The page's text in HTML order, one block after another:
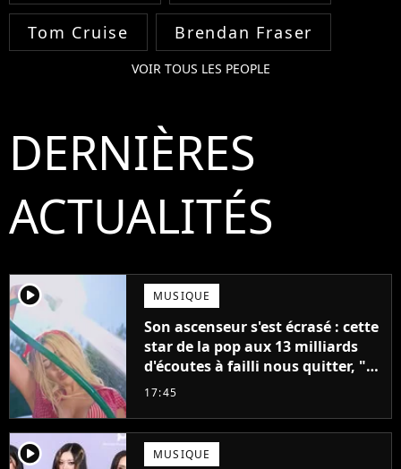
Tom Cruise Brendan Fraser
VOIR TOUS LES PEOPLE
DERNIÈRES
ACTUALITÉS
player2 MUSIQUE
Son ascenseur s'est écrasé : cette
star de la pop aux 13 milliards
d'écoutes à failli nous quitter, "Je
pensais ne plus jamais chanter"
17:45
player2 MUSIQUE